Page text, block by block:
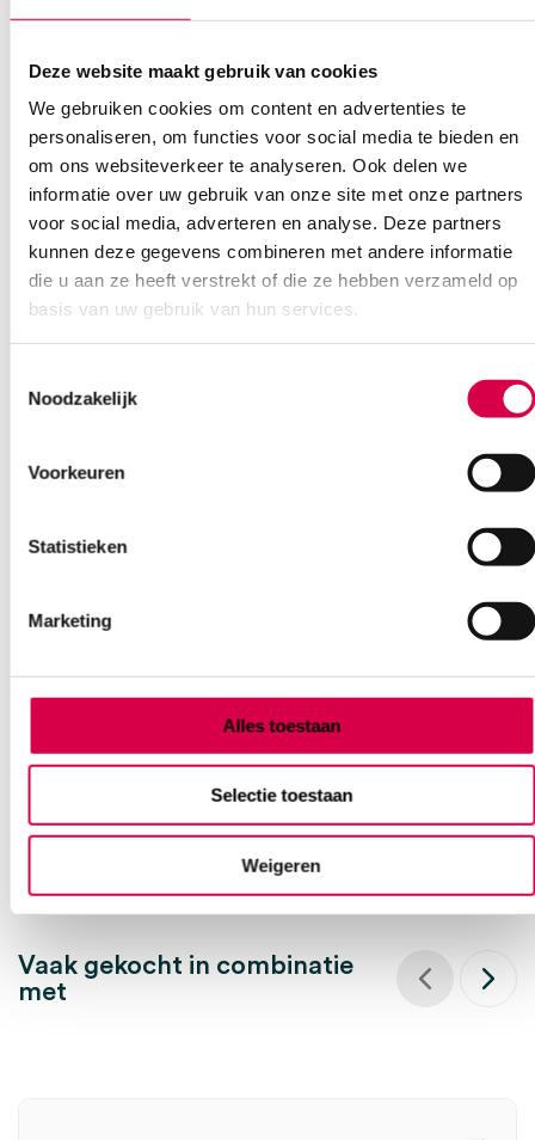
Deze website maakt gebruik van cookies
We gebruiken cookies om content en advertenties te
personaliseren, om functies voor social media te bieden en
om ons websiteverkeer te analyseren. Ook delen we
informatie over uw gebruik van onze site met onze partners
voor social media, adverteren en analyse. Deze partners
kunnen deze gegevens combineren met andere informatie
die u aan ze heeft verstrekt of die ze hebben verzameld op
basis van uw gebruik van hun services.
Noodzakelijk
Voorkeuren
Statistieken
Marketing
Alles toestaan
Selectie toestaan
Weigeren
Ook interessant
Braun Thermoscan 7 IRT 6520
oorthermometer (1)
BRAUN
1 stuk, IRT 6520, onsteriel
65.16
Vaak gekocht in combinatie
met